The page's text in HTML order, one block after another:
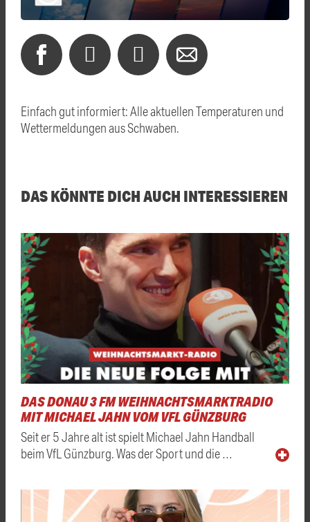
Einfach gut informiert: Alle aktuellen Temperaturen und
Wettermeldungen aus Schwaben.
DAS KÖNNTE DICH AUCH INTERESSIEREN
DAS DONAU 3 FM WEIHNACHTSMARKTRADIO
MIT MICHAEL JAHN VOM VFL GÜNZBURG
Seit er 5 Jahre alt ist spielt Michael Jahn Handball
beim VfL Günzburg. Was der Sport und die …